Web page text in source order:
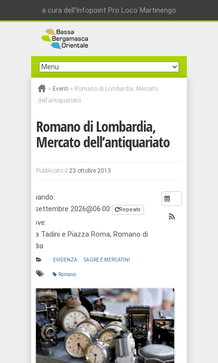
a cura dell'Infopoint Pro Loco Martinengo
» Eventi » Romano di Lombardia, Mercato
dell’antiquariato
Romano di Lombardia,
Mercato dell’antiquariato
Pubblicato il 23 ottobre 2013
Quando:
5 settembre 2026@06:00
Repeats
Dove:
Via Tadini e Piazza Roma, Romano di
L.dia
EVIDENZA SAGRE E MERCATINI
Romano